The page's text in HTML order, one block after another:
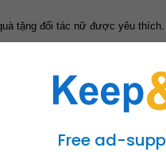
tặng đối tác nữ được yêu
với môi trường kinh doanh.
còn là món quà tinh tế, phù
Free ad-